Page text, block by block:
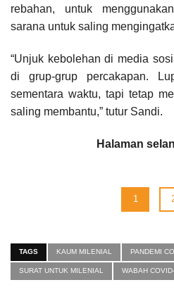
rebahan, untuk
sarana untuk saling
“Unjuk kebolehan di media
di grup-grup percakapan.
sementara waktu, tapi tetap
saling membantu,” tutur Sandi.
Halaman
1
TAGS KAUM MILENIAL PANDEMI
SURAT UNTUK MILENIAL WABAH